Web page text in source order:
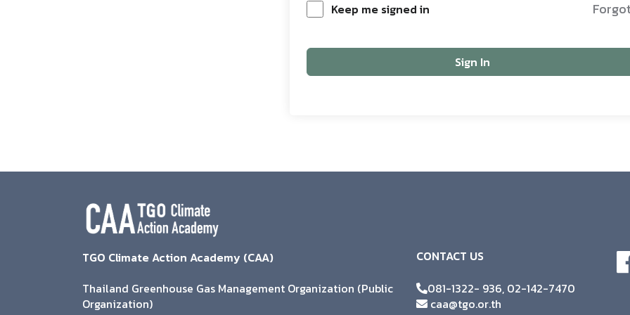
Keep me signed in
Sign In
TGO Climate Action Academy (CAA)
Thailand Greenhouse Gas Management Organization (Public
Organization)
CONTACT US
081-1322- 936, 02-142-7470
caa@tgo.or.th